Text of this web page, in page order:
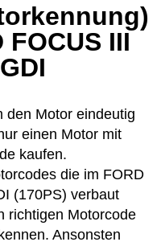
III
den Motor eindeutig
einen Motor mit
kaufen.
die im FORD
(170PS) verbaut
richtigen Motorcode
Ansonsten